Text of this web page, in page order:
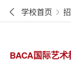
学校首页
BACA国际艺